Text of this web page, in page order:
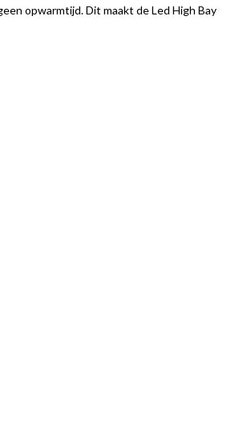
opwarmtijd. Dit maakt de Led High Bay